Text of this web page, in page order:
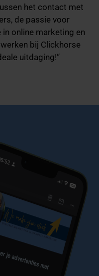
het contact met
de passie voor
online marketing en
bij Clickhorse
uitdaging!“